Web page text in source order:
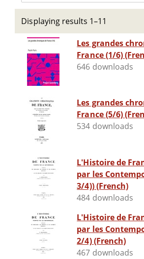
Displaying results 1–11
Les grandes
France (1/
646 downloads
Les grandes
France (5/6)
534 downloads
L'Histoire de
par les
3/4)) (French)
484 downloads
L'Histoire de
par les
2/4) (French)
467 downloads